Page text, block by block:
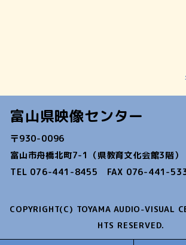
富山県映像センター
〒930-0096
富山市舟橋北町7-1（県教育文化会館3階）
TEL 076-441-8455 FAX 076-441-
COPYRIGHT(C) TOYAMA AUDIO-VISUAL
HTS RESERVED.